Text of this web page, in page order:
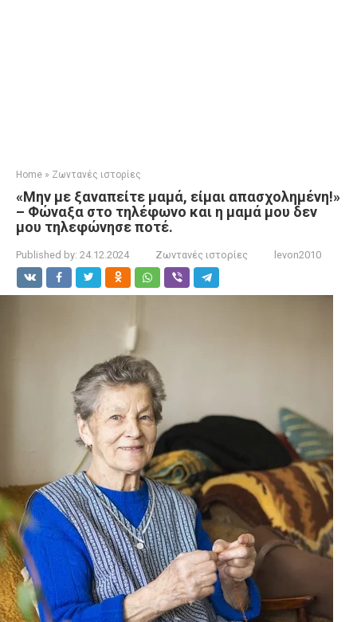
Home » Ζωντανές ιστορίες
«Μην με ξαναπείτε μαμά, είμαι απασχολημένη!»
– Φώναξα στο τηλέφωνο και η μαμά μου δεν
μου τηλεφώνησε ποτέ.
Published by: 24.12.2024 Ζωντανές ιστορίες levon2010